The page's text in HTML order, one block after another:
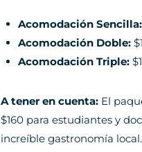
Acomodación Sencilla:
Acomodación Doble:
Acomodación Triple:
A tener en cuenta: El
$160 para estudiantes y
increíble gastronomía local.